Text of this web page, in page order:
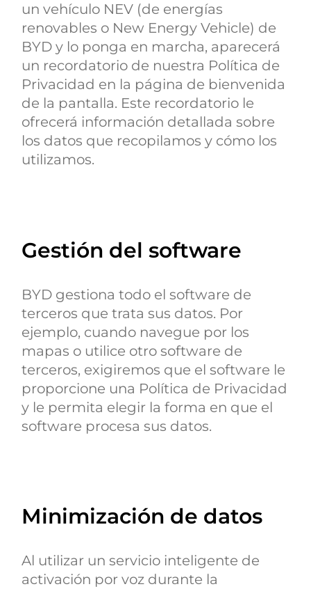
un vehículo NEV (de energías
renovables o New Energy Vehicle) de
BYD y lo ponga en marcha, aparecerá
un recordatorio de nuestra Política de
Privacidad en la página de bienvenida
de la pantalla. Este recordatorio le
ofrecerá información detallada sobre
los datos que recopilamos y cómo los
utilizamos.
Gestión del software
BYD gestiona todo el software de
terceros que trata sus datos. Por
ejemplo, cuando navegue por los
mapas o utilice otro software de
terceros, exigiremos que el software le
proporcione una Política de Privacidad
y le permita elegir la forma en que el
software procesa sus datos.
Minimización de datos
Al utilizar un servicio inteligente de
activación por voz durante la